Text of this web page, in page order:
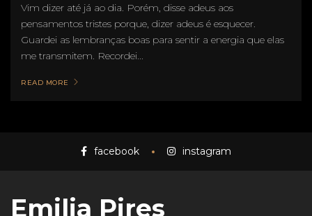
Vim dizer até já ao dia. Porém, disse adeus aos
pensamentos tristes porque, dizer adeus é esquecer.
Guardei as lembranças boas para sentir a energia que elas
me transmitem. Recordei...
READ MORE
facebook instagram
Emilia Pires